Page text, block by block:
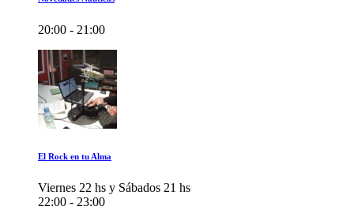
20:00 - 21:00
El Rock en tu Alma
Viernes 22 hs y Sábados 21 hs
22:00 - 23:00